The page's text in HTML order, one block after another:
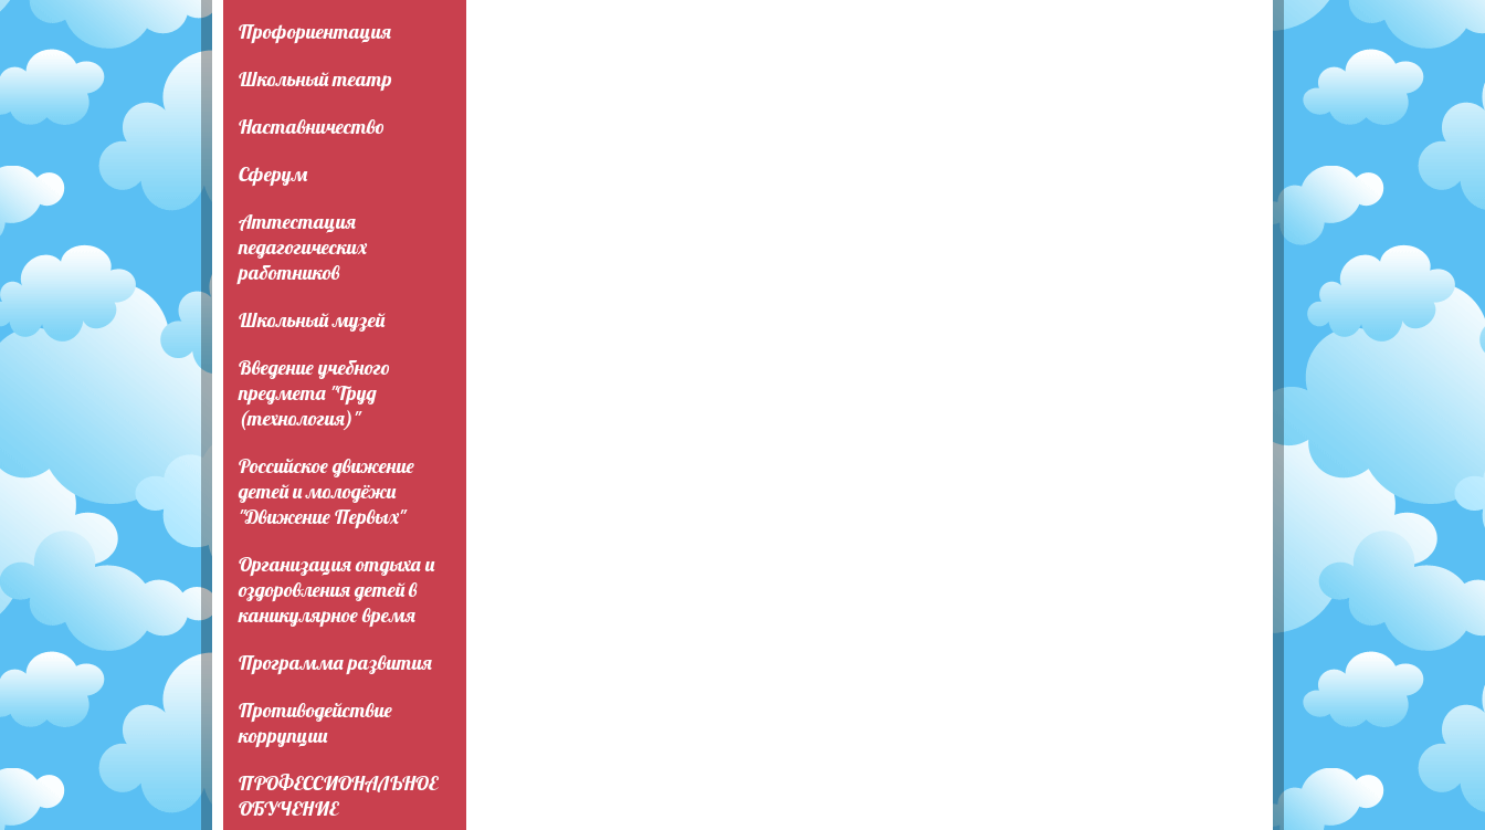
Профориентация
Школьный театр
Наставничество
Сферум
Аттестация
педагогических
работников
Школьный музей
Введение учебного
предмета "Труд
(технология)"
Российское движение
детей и молодёжи
"Движение Первых"
Организация отдыха и
оздоровления детей в
каникулярное время
Программа развития
Противодействие
коррупции
ПРОФЕССИОНАЛЬНОЕ
ОБУЧЕНИЕ